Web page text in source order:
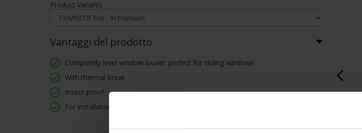
Product Variants
Vantaggi del prodotto
Completely level window louver: perfect for sliding windows
With thermal break
Insect-proof
For installation on transom